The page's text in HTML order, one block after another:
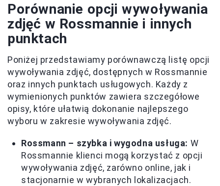
Porównanie opcji wywoływania
zdjęć w Rossmannie i innych
punktach
Poniżej przedstawiamy porównawczą listę opcji
wywoływania zdjęć, dostępnych w Rossmannie
oraz innych punktach usługowych. Każdy z
wymienionych punktów zawiera szczegółowe
opisy, które ułatwią dokonanie najlepszego
wyboru w zakresie wywoływania zdjęć.
Rossmann – szybka i wygodna usługa: W
Rossmannie klienci mogą korzystać z opcji
wywoływania zdjęć, zarówno online, jak i
stacjonarnie w wybranych lokalizacjach.